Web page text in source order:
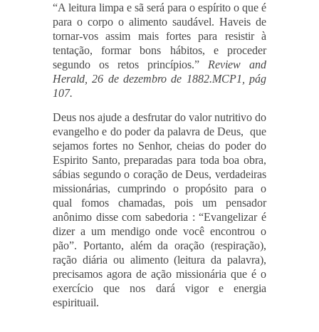
“A leitura limpa e sã será para o espírito o que é
para o corpo o alimento saudável. Haveis de
tornar-vos assim mais fortes para resistir à
tentação, formar bons hábitos, e proceder
segundo os retos princípios.” Review and
Herald, 26 de dezembro de 1882.MCP1, pág
107.
Deus nos ajude a desfrutar do valor nutritivo do
evangelho e do poder da palavra de Deus, que
sejamos fortes no Senhor, cheias do poder do
Espirito Santo, preparadas para toda boa obra,
sábias segundo o coração de Deus, verdadeiras
missionárias, cumprindo o propósito para o
qual fomos chamadas, pois um pensador
anônimo disse com sabedoria : “Evangelizar é
dizer a um mendigo onde você encontrou o
pão”. Portanto, além da oração (respiração),
ração diária ou alimento (leitura da palavra),
precisamos agora de ação missionária que é o
exercício que nos dará vigor e energia
espirituail.